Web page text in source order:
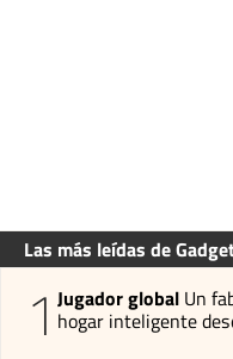
Las más leídas de
1 Jugador global Un
hogar inteligente